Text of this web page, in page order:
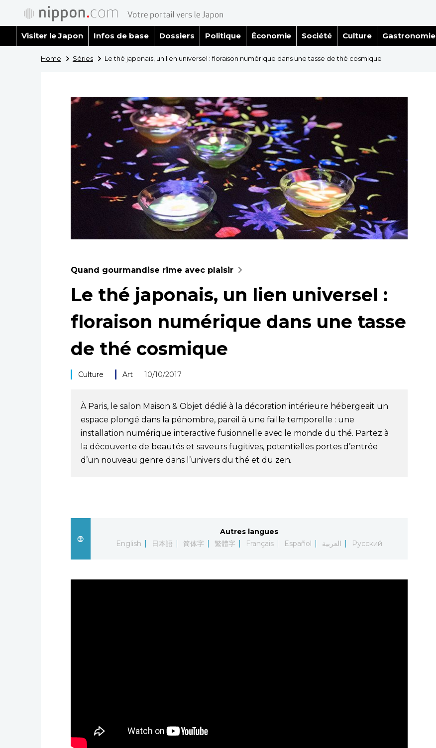
Visiter le Japon Infos de base Dossiers Politique Économie Société Culture Gastronomie
Home Séries Le thé japonais, un lien universel : floraison numérique dans une tasse de thé cosmique
Quand gourmandise rime avec plaisir
Le thé japonais, un lien universel :
floraison numérique dans une tasse
de thé cosmique
Culture Art 10/10/2017
À Paris, le salon Maison & Objet dédié à la décoration intérieure hébergeait un
espace plongé dans la pénombre, pareil à une faille temporelle : une
installation numérique interactive fusionnelle avec le monde du thé. Partez à
la découverte de beautés et saveurs fugitives, potentielles portes d’entrée
d’un nouveau genre dans l’univers du thé et du zen.
Autres langues
English
日本語 简体字 繁體字 Français Español العربية Русский